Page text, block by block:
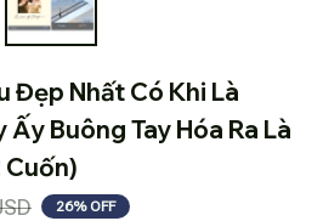
Đẹp Nhất Có Khi Là
Ấy Buông Tay Hóa Ra Là
Cuốn)
26% OFF